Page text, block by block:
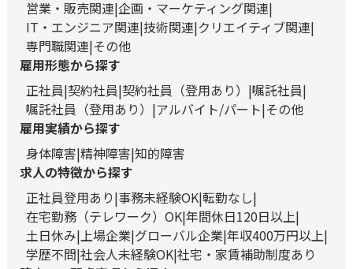
営業・販売関連 企画・マーケティング関連
IT・エンジニア関連 技術関連 クリエイティブ関連
専門職関連 その他
雇用形態から探す
正社員 契約社員 契約社員（登用あり）
嘱託社員
嘱託社員（登用あり）
アルバイト/パート その他
雇用実績から探す
身体障害 精神障害 知的障害
求人の特徴から探す
正社員登用あり 事務未経験OK 転勤なし
在宅勤務（テレワーク）OK 年間休日120日以上
土日休み 上場企業 グローバル企業 年収400万円以上
学歴不問 社会人未経験OK 社宅・家賃補助制度あり